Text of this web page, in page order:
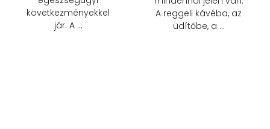
következményekkel
jár. A …
A reggeli kávéba, az
üdítőbe, a …